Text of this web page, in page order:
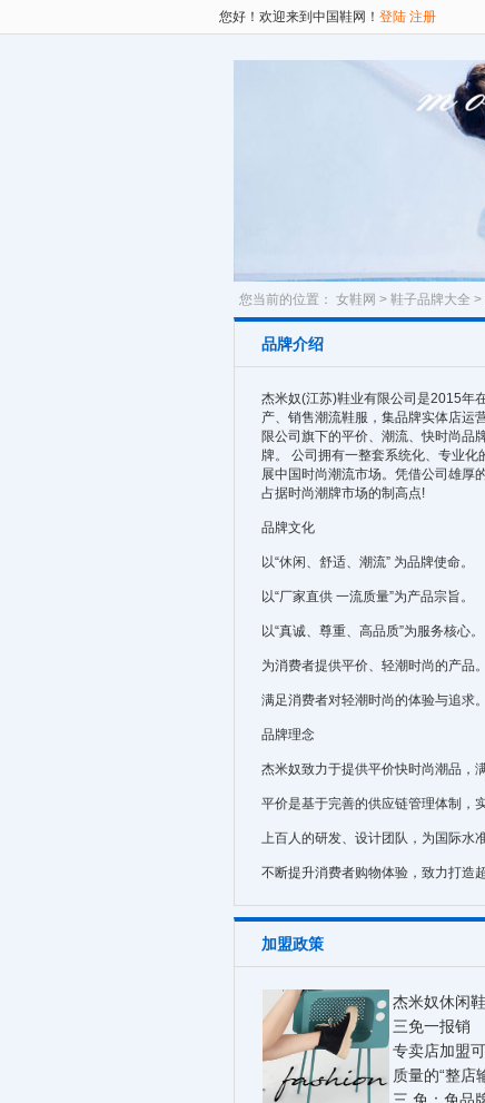
您好！欢迎来到中国鞋网！ 登陆 注册
您当前的位置： 女鞋网 > 鞋子品牌大全 >
品牌介绍
杰米奴(江苏)鞋业有限公司是2015年
产、销售潮流鞋服，集品牌实体店运
限公司旗下的平价、潮流、快时尚品
牌。 公司拥有一整套系统化、专业
展中国时尚潮流市场。凭借公司雄厚
占据时尚潮牌市场的制高点!
品牌文化
以“休闲、舒适、潮流” 为品牌使命。
以“厂家直供 一流质量”为产品宗旨。
以“真诚、尊重、高品质”为服务核心。
为消费者提供平价、轻潮时尚的产品。
满足消费者对轻潮时尚的体验与追求。
品牌理念
杰米奴致力于提供平价快时尚潮品，
平价是基于完善的供应链管理体制，
上百人的研发、设计团队，为国际水
不断提升消费者购物体验，致力打造
加盟政策
杰米奴休闲
三免一报销
专卖店加盟
质量的“整店